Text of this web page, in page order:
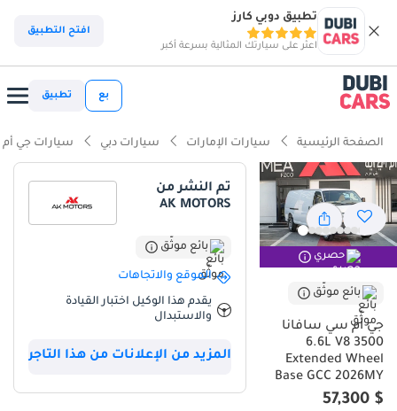
تطبيق دوبي كارز
اعثر على سيارتك المثالية بسرعة أكبر
افتح التطبيق
بع تطبيق
الصفحة الرئيسية سيارات الإمارات سيارات دبي سيارات جي
حصري
بائع موثّق
جي أم سي سافانا
6.6L V8 3500
Extended Wheel
Base GCC 2026MY
$ 57,300
تم النشر من
AK MOTORS
بائع موثّق
الموقع والاتجاهات
يقدم هذا الوكيل اختبار القيادة
والاستبدال
المزيد من الإعلانات من هذا التاجر